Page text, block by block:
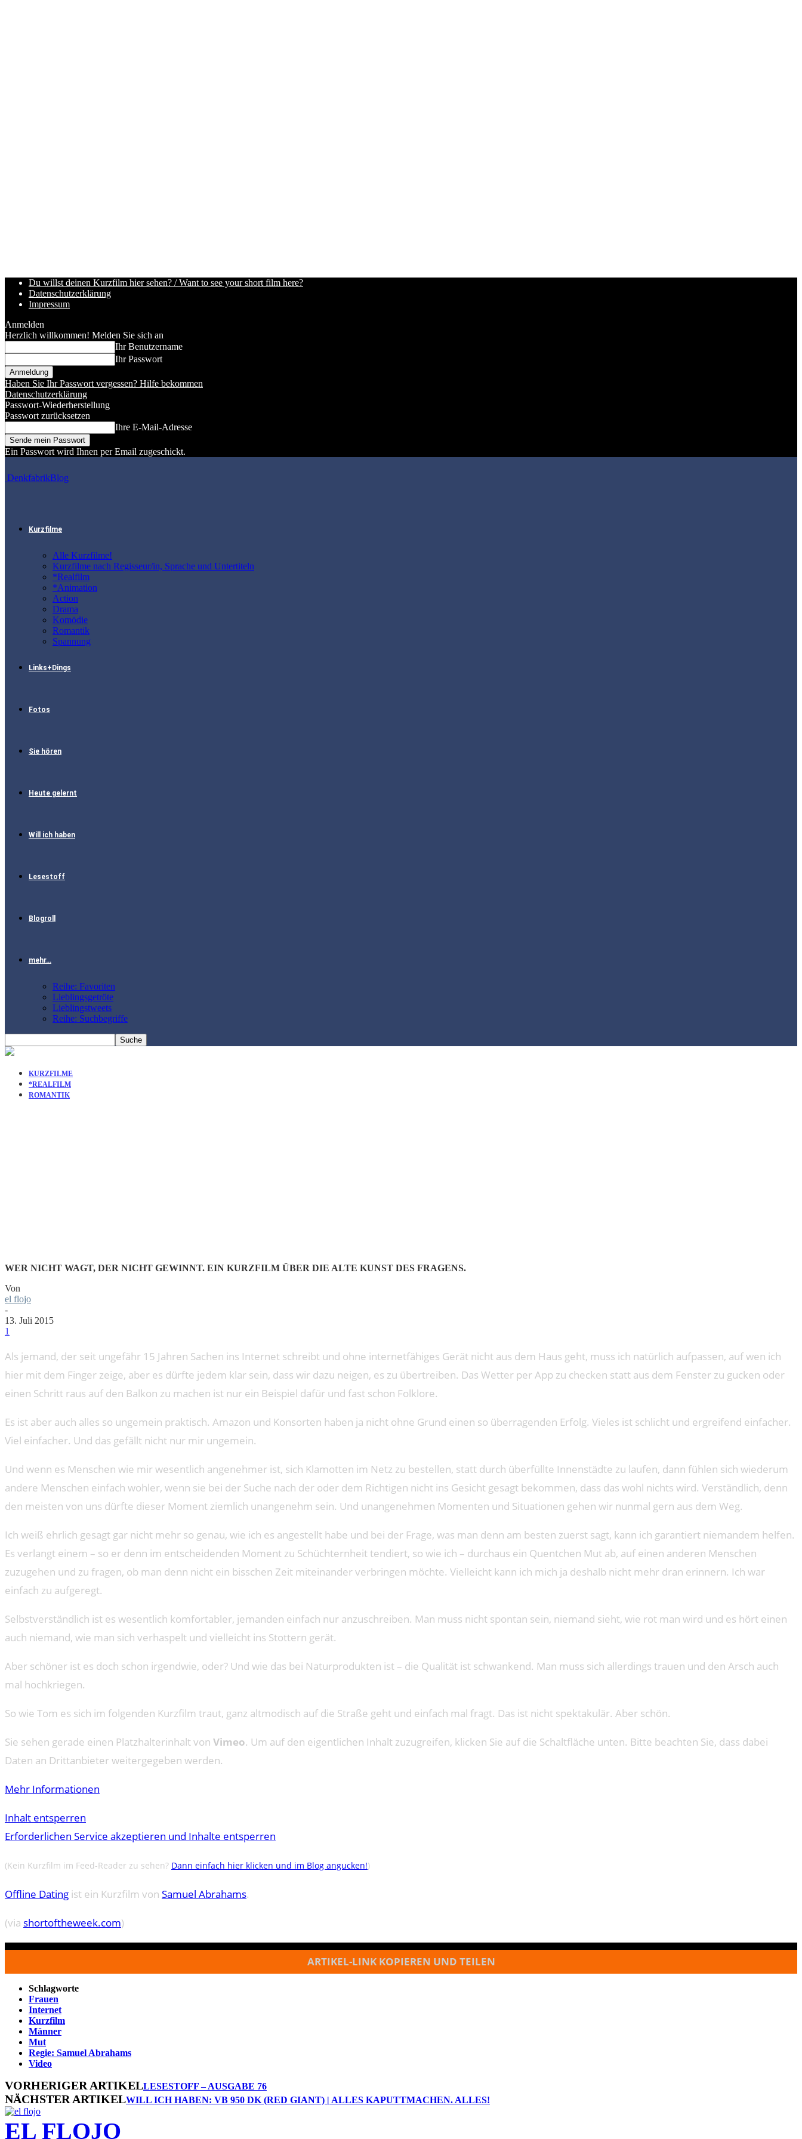
Du willst deinen Kurzfilm hier sehen? / Want to see your short film here?
Datenschutzerklärung
Impressum
Anmelden
Herzlich willkommen! Melden Sie sich an
Ihr Benutzername
Ihr Passwort
Haben Sie Ihr Passwort vergessen? Hilfe bekommen
Datenschutzerklärung
Passwort-Wiederherstellung
Passwort zurücksetzen
Ihre E-Mail-Adresse
Ein Passwort wird Ihnen per Email zugeschickt.
DenkfabrikBlog
Kurzfilme
Alle Kurzfilme!
Kurzfilme nach Regisseur/in, Sprache und Untertiteln
*Realfilm
*Animation
Action
Drama
Komödie
Romantik
Spannung
Links+Dings
Fotos
Sie hören
Heute gelernt
Will ich haben
Lesestoff
Blogroll
mehr…
Reihe: Favoriten
Lieblingsgetröte
Lieblingstweets
Reihe: Suchbegriffe
KURZFILME
*REALFILM
ROMANTIK
WER NICHT WAGT, DER NICHT GEWINNT. EIN KURZFILM ÜBER DIE ALTE KUNST DES FRAGENS.
Von
el flojo
-
13. Juli 2015
1
Als jemand, der seit ungefähr 15 Jahren Sachen ins Internet schreibt und ohne internetfähiges Gerät nicht aus dem Haus geht, muss ich natürlich aufpassen, auf wen ich
hier mit dem Finger zeige, aber es dürfte jedem klar sein, dass wir dazu neigen, es zu übertreiben. Das Wetter per App zu checken statt aus dem Fenster zu gucken oder
einen Schritt raus auf den Balkon zu machen ist nur ein Beispiel dafür und fast schon Folklore.
Es ist aber auch alles so ungemein praktisch. Amazon und Konsorten haben ja nicht ohne Grund einen so überragenden Erfolg. Vieles ist schlicht und ergreifend einfacher.
Viel einfacher. Und das gefällt nicht nur mir ungemein.
Und wenn es Menschen wie mir wesentlich angenehmer ist, sich Klamotten im Netz zu bestellen, statt durch überfüllte Innenstädte zu laufen, dann fühlen sich wiederum
andere Menschen einfach wohler, wenn sie bei der Suche nach der oder dem Richtigen nicht ins Gesicht gesagt bekommen, dass das wohl nichts wird. Verständlich, denn
den meisten von uns dürfte dieser Moment ziemlich unangenehm sein. Und unangenehmen Momenten und Situationen gehen wir nunmal gern aus dem Weg.
Ich weiß ehrlich gesagt gar nicht mehr so genau, wie ich es angestellt habe und bei der Frage, was man denn am besten zuerst sagt, kann ich garantiert niemandem helfen.
Es verlangt einem – so er denn im entscheidenden Moment zu Schüchternheit tendiert, so wie ich – durchaus ein Quentchen Mut ab, auf einen anderen Menschen
zuzugehen und zu fragen, ob man denn nicht ein bisschen Zeit miteinander verbringen möchte. Vielleicht kann ich mich ja deshalb nicht mehr dran erinnern. Ich war
einfach zu aufgeregt.
Selbstverständlich ist es wesentlich komfortabler, jemanden einfach nur anzuschreiben. Man muss nicht spontan sein, niemand sieht, wie rot man wird und es hört einen
auch niemand, wie man sich verhaspelt und vielleicht ins Stottern gerät.
Aber schöner ist es doch schon irgendwie, oder? Und wie das bei Naturprodukten ist – die Qualität ist schwankend. Man muss sich allerdings trauen und den Arsch auch
mal hochkriegen.
So wie Tom es sich im folgenden Kurzfilm traut, ganz altmodisch auf die Straße geht und einfach mal fragt. Das ist nicht spektakulär. Aber schön.
Sie sehen gerade einen Platzhalterinhalt von Vimeo. Um auf den eigentlichen Inhalt zuzugreifen, klicken Sie auf die Schaltfläche unten. Bitte beachten Sie, dass dabei
Daten an Drittanbieter weitergegeben werden.
Mehr Informationen
Inhalt entsperren
Erforderlichen Service akzeptieren und Inhalte entsperren
(Kein Kurzfilm im Feed-Reader zu sehen? Dann einfach hier klicken und im Blog angucken!)
Offline Dating ist ein Kurzfilm von Samuel Abrahams.
(via shortoftheweek.com)
ARTIKEL-LINK KOPIEREN UND TEILEN
Schlagworte
Frauen
Internet
Kurzfilm
Männer
Mut
Regie: Samuel Abrahams
Video
VORHERIGER ARTIKELLESESTOFF – AUSGABE 76
NÄCHSTER ARTIKELWILL ICH HABEN: VB 950 DK (RED GIANT) | ALLES KAPUTTMACHEN. ALLES!
EL FLOJO